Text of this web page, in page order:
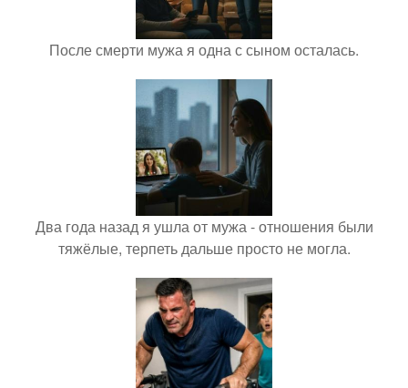
После смерти мужа я одна с сыном осталась.
Два года назад я ушла от мужа - отношения были
тяжёлые, терпеть дальше просто не могла.